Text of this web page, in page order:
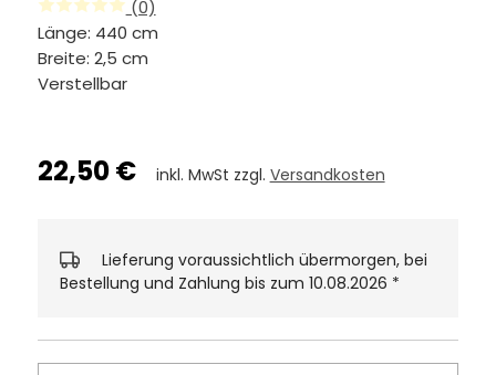
(0)
Länge: 440 cm
Breite: 2,5 cm
Verstellbar
22,50 € inkl. MwSt zzgl. Versandkosten
Lieferung voraussichtlich übermorgen, bei
Bestellung und Zahlung bis zum 10.08.2026 *